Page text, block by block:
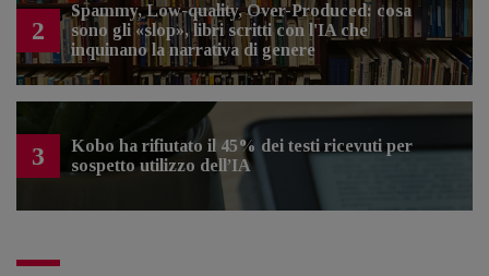
2
Spammy, Low-quality, Over-Produced: cosa
sono gli «slop», libri scritti con l'IA che
inquinano la narrativa di genere
3
Kobo ha rifiutato il 45% dei testi ricevuti per
sospetto utilizzo dell’IA